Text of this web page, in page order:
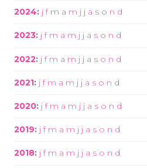
2024: j f m a m j j a s o n d
2023: j f m a m j j a s o n d
2022: j f m a m j j a s o n d
2021: j f m a m j j a s o n d
2020: j f m a m j j a s o n d
2019: j f m a m j j a s o n d
2018: j f m a m j j a s o n d